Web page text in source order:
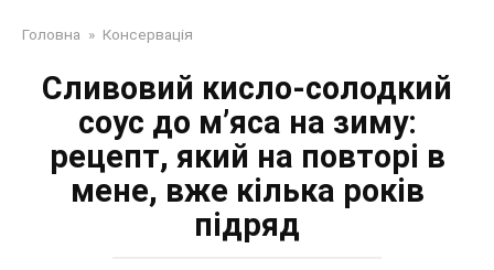
Головна » Консервація
Сливовий кисло-солодкий
соус до м’яса на зиму:
рецепт, який на повторі в
мене, вже кілька років
підряд